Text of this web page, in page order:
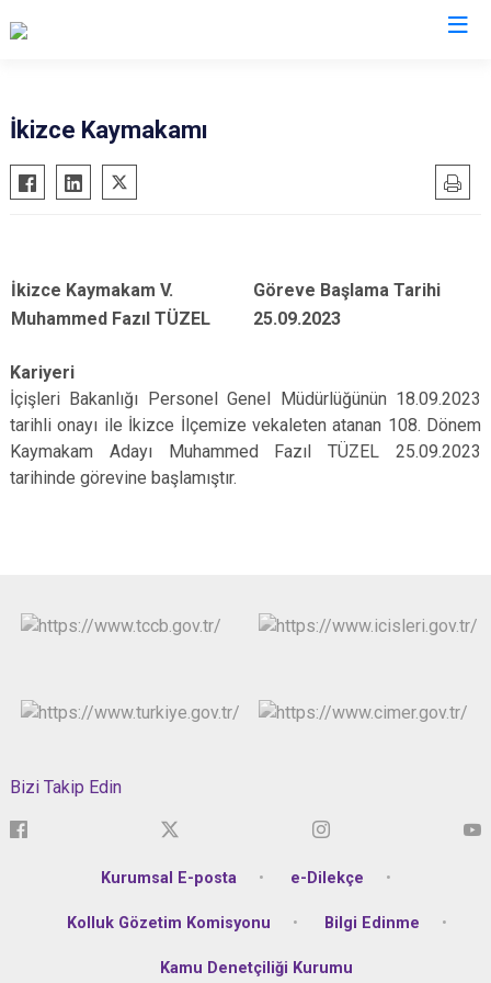
İkizce Kaymakamı
İkizce Kaymakam V.
Göreve Başlama Tarihi
Muhammed Fazıl TÜZEL
25.09.2023
Kariyeri
İçişleri Bakanlığı Personel Genel Müdürlüğünün 18.09.2023
tarihli onayı ile İkizce İlçemize vekaleten atanan 108. Dönem
Kaymakam Adayı Muhammed Fazıl TÜZEL 25.09.2023
tarihinde görevine başlamıştır.
Bizi Takip Edin
Kurumsal E-posta e-Dilekçe
Kolluk Gözetim Komisyonu Bilgi Edinme
Kamu Denetçiliği Kurumu